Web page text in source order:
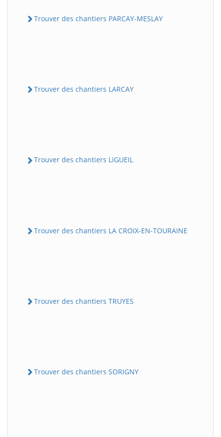
Trouver des chantiers PARCAY-MESLAY
Trouver des chantiers LARCAY
Trouver des chantiers LIGUEIL
Trouver des chantiers LA CROIX-EN-TOURAINE
Trouver des chantiers TRUYES
Trouver des chantiers SORIGNY